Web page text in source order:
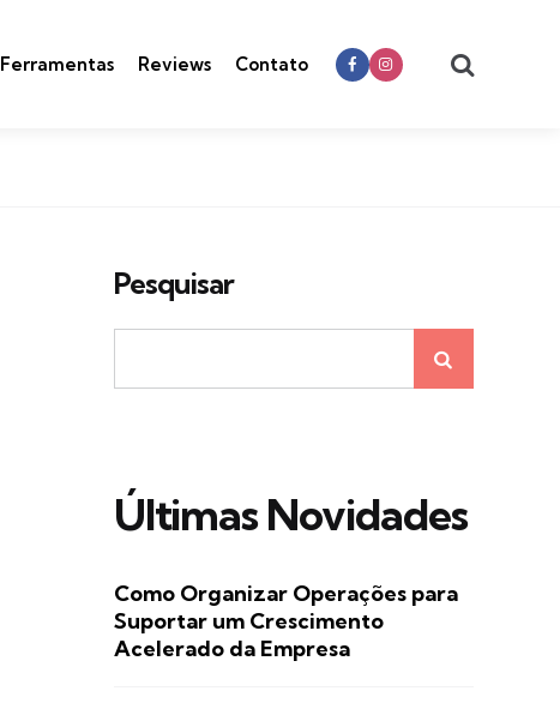
Ferramentas Reviews Contato
Pesquisar
Últimas Novidades
Como Organizar Operações para
Suportar um Crescimento
Acelerado da Empresa